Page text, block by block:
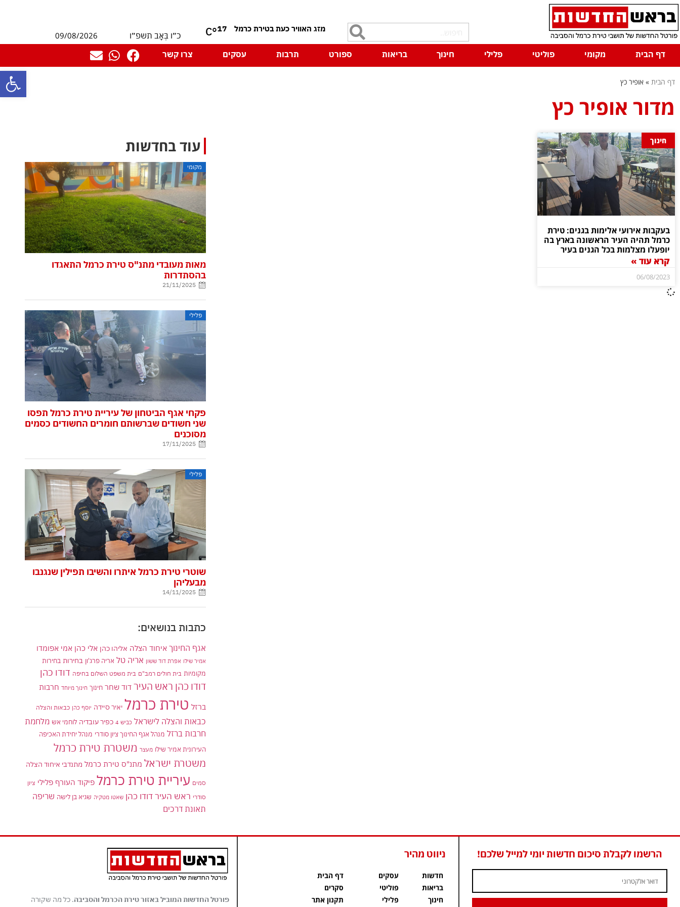
פתח
17
°C כ״ו בְּאָב תשפ״ו
09/08/2026
דף הבית
מקומי פוליטי פלילי חינוך בריאות ספורט תרבות עסקים צרו קשר
דף הבית » אופיר כץ
מדור אופיר כץ
חינוך
בעקבות אירועי אלימות בגנים: טירת
כרמל תהיה העיר הראשונה בארץ בה
יופעלו מצלמות בכל הגנים בעיר
קרא עוד »
06/08/2023
עוד בחדשות
מקומי
מאות מעובדי מתנ"ס טירת כרמל התאגדו
בהסתדרות
21/11/2025
פלילי
פקחי אגף הביטחון של עיריית טירת כרמל תפסו
שני חשודים שברשותם חומרים החשודים כסמים
מסוכנים
17/11/2025
פלילי
שוטרי טירת כרמל איתרו והשיבו תפילין שנגנבו
מבעליהן
14/11/2025
כתבות בנושאים:
אגף החינוך איחוד הצלה אליהו כהן אלי כהן אמי אפומדו
אמיר שילו אפרת דוד ששון אריה טל אריה פרג'ון בחירות בחירות
מקומיות בית חולים רמב"ם בית משפט השלום בחיפה דודו כהן
דודו כהן ראש העיר דוד שחר חינוך חינוך מיוחד חרבות
ברזל טירת כרמל יאיר סיידה יוסף כהן כבאות והצלה
כבאות והצלה לישראל כביש 4 כפיר עובדיה לוחמי אש מלחמת
חרבות ברזל מנהל אגף החינוך ציון סודרי מנהל יחידת האכיפה
העירונית אמיר שילו מעצר משטרת טירת כרמל
משטרת ישראל מתנ"ס טירת כרמל מתנדבי איחוד הצלה
סמים עיריית טירת כרמל פיקוד העורף פלילי ציון
סודרי ראש העיר דודו כהן שאטו מטקיה שגיא בן לישה שריפה
תאונת דרכים
הרשמו לקבלת סיכום חדשות יומי למייל שלכם! ניווט מהיר
חדשות
בריאות
חינוך
עסקים
פוליטי
פלילי
דף הבית
סקרים
תקנון אתר
פורטל החדשות המוביל באזור טירת הכרמל והסביבה. כל מה שקורה